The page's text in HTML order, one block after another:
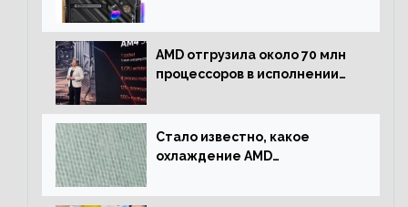
включая модели Taichi
AMD отгрузила около 70 млн
процессоров в исполнении
Стало известно, какое
охлаждение AMD
процессора Ryzen 7000 до 5.5